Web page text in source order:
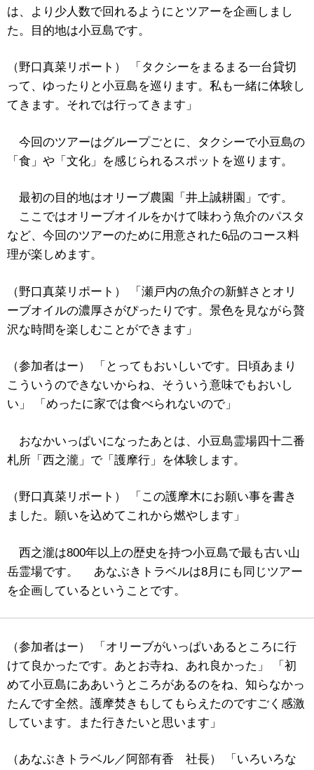
は、より少人数で回れるようにとツアーを企画しまし
た。目的地は小豆島です。
（野口真菜リポート） 「タクシーをまるまる一台貸切
って、ゆったりと小豆島を巡ります。私も一緒に体験し
てきます。それでは行ってきます」
今回のツアーはグループごとに、タクシーで小豆島の
「食」や「文化」を感じられるスポットを巡ります。
最初の目的地はオリーブ農園「井上誠耕園」です。
ここではオリーブオイルをかけて味わう魚介のパスタ
など、今回のツアーのために用意された6品のコース料
理が楽しめます。
（野口真菜リポート） 「瀬戸内の魚介の新鮮さとオリ
ーブオイルの濃厚さがぴったりです。景色を見ながら贅
沢な時間を楽しむことができます」
（参加者はー） 「とってもおいしいです。日頃あまり
こういうのできないからね、そういう意味でもおいし
い」 「めったに家では食べられないので」
おなかいっぱいになったあとは、小豆島霊場四十二番
札所「西之瀧」で「護摩行」を体験します。
（野口真菜リポート） 「この護摩木にお願い事を書き
ました。願いを込めてこれから燃やします」
西之瀧は800年以上の歴史を持つ小豆島で最も古い山
岳霊場です。 あなぶきトラベルは8月にも同じツアー
を企画しているということです。
（参加者はー） 「オリーブがいっぱいあるところに行
けて良かったです。あとお寺ね、あれ良かった」 「初
めて小豆島にああいうところがあるのをね、知らなかっ
たんです全然。護摩焚きもしてもらえたのですごく感激
しています。また行きたいと思います」
（あなぶきトラベル／阿部有香 社長） 「いろいろな